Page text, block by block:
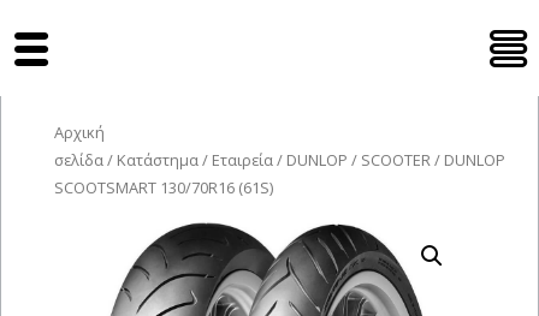
Αρχική
σελίδα/ Κατάστημα/ Εταιρεία/ DUNLOP / SCOOTER/ DUNLOP
SCOOTSMART 130/70R16 (61S)